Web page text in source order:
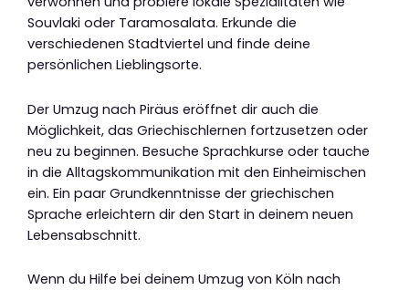
Souvlaki oder Taramosalata. Erkunde die
verschiedenen Stadtviertel und finde deine
persönlichen Lieblingsorte.
Der Umzug nach Piräus eröffnet dir auch die
Möglichkeit, das Griechischlernen fortzusetzen oder
neu zu beginnen. Besuche Sprachkurse oder tauche
in die Alltagskommunikation mit den Einheimischen
ein. Ein paar Grundkenntnisse der griechischen
Sprache erleichtern dir den Start in deinem neuen
Lebensabschnitt.
Wenn du Hilfe bei deinem Umzug von Köln nach